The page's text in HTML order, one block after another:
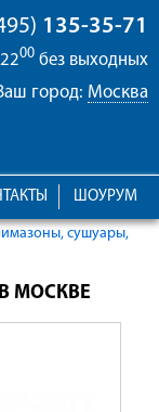
135-35-71
00 без выходных
город: Москва
ШОУРУМ
сушуары,
МОСКВЕ